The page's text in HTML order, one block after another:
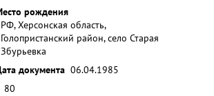
рождения
РФ, Херсонская область,
Голопристанский район, село Старая
Збурьевка
документа 06.04.1985
80